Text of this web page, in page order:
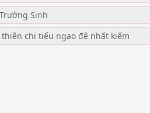
Sinh
thiên chi tiếu ngạo đệ nhất kiếm